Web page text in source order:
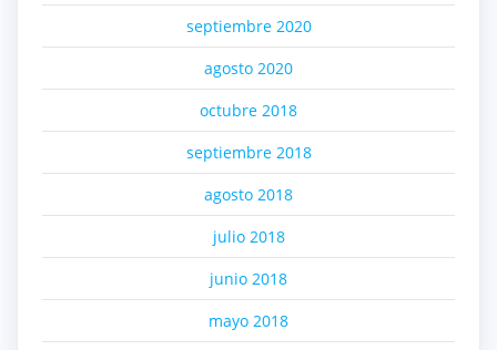
septiembre 2020
agosto 2020
octubre 2018
septiembre 2018
agosto 2018
julio 2018
junio 2018
mayo 2018